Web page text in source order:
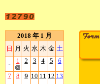
2018 年 1 月
日 月 火 水 木 金 土
- 1 2 3 4 5 6
7 8 9 10 11 12 13